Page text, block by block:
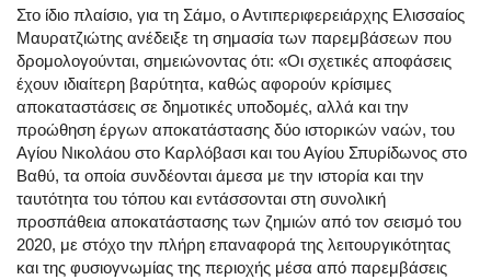
Στο ίδιο πλαίσιο, για τη Σάμο, ο Αντιπεριφερειάρχης Ελισσαίος
Μαυρατζιώτης ανέδειξε τη σημασία των παρεμβάσεων που
δρομολογούνται, σημειώνοντας ότι: «Οι σχετικές αποφάσεις
έχουν ιδιαίτερη βαρύτητα, καθώς αφορούν κρίσιμες
αποκαταστάσεις σε δημοτικές υποδομές, αλλά και την
προώθηση έργων αποκατάστασης δύο ιστορικών ναών, του
Αγίου Νικολάου στο Καρλόβασι και του Αγίου Σπυρίδωνος στο
Βαθύ, τα οποία συνδέονται άμεσα με την ιστορία και την
ταυτότητα του τόπου και εντάσσονται στη συνολική
προσπάθεια αποκατάστασης των ζημιών από τον σεισμό του
2020, με στόχο την πλήρη επαναφορά της λειτουργικότητας
και της φυσιογνωμίας της περιοχής μέσα από παρεμβάσεις